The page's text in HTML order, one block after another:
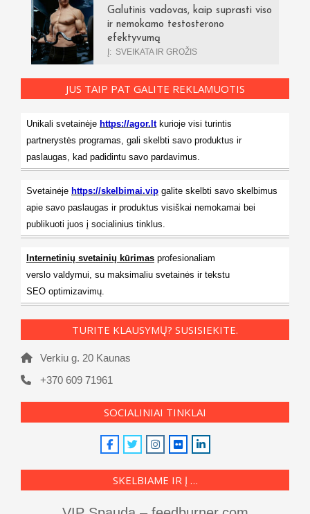
Galutinis vadovas, kaip suprasti viso
ir nemokamo testosterono
efektyvumą
Į: SVEIKATA IR GROŽIS
JUS TAIP PAT GALITE REKLAMUOTIS
Unikali svetainėje https://agor.ltkurioje visi turintis
partnerystės programas, gali skelbti savo produktus ir
paslaugas, kad padidintu savo pardavimus.
Svetainėje https://skelbimai.vip galite skelbti savo skelbimus
apie savo paslaugas ir produktus visiškai nemokamai bei
publikuoti juos į socialinius tinklus.
Internetinių svetainių kūrimas profesionaliam
verslo valdymui, su maksimaliu svetainės ir tekstu
SEO optimizavimų.
TURITE KLAUSYMŲ? SUSISIEKITE.
Verkiu g. 20 Kaunas
+370 609 71961
SOCIALINIAI TINKLAI
SKELBIAME IR Į …